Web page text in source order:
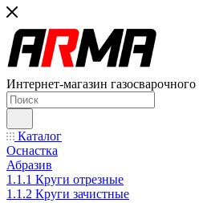
Интернет-магазин
Каталог
Оснастка
Абразив
1.1.1 Круги отрезные
1.1.2 Круги зачистные